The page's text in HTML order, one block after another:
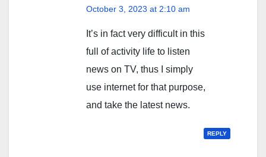
October 3, 2023 at 2:10 am
It’s in fact very difficult in this
full of activity life to listen
news on TV, thus I simply
use internet for that purpose,
and take the latest news.
REPLY